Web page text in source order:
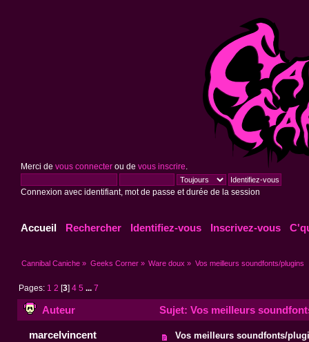
Merci de vous connecterou de vous inscrire
Connexion avec identifiant, mot de passe et durée de la session
Accueil Rechercher Identifiez-vous Inscrivez-vous
Cannibal Caniche » Geeks Corner» Ware doux » Vos meilleurs soundfonts/plugins
Pages: 1 2 [3]4 5 ...7
Auteur Sujet: Vos meilleurs
marcelvincent Vos meilleurs soundfonts/